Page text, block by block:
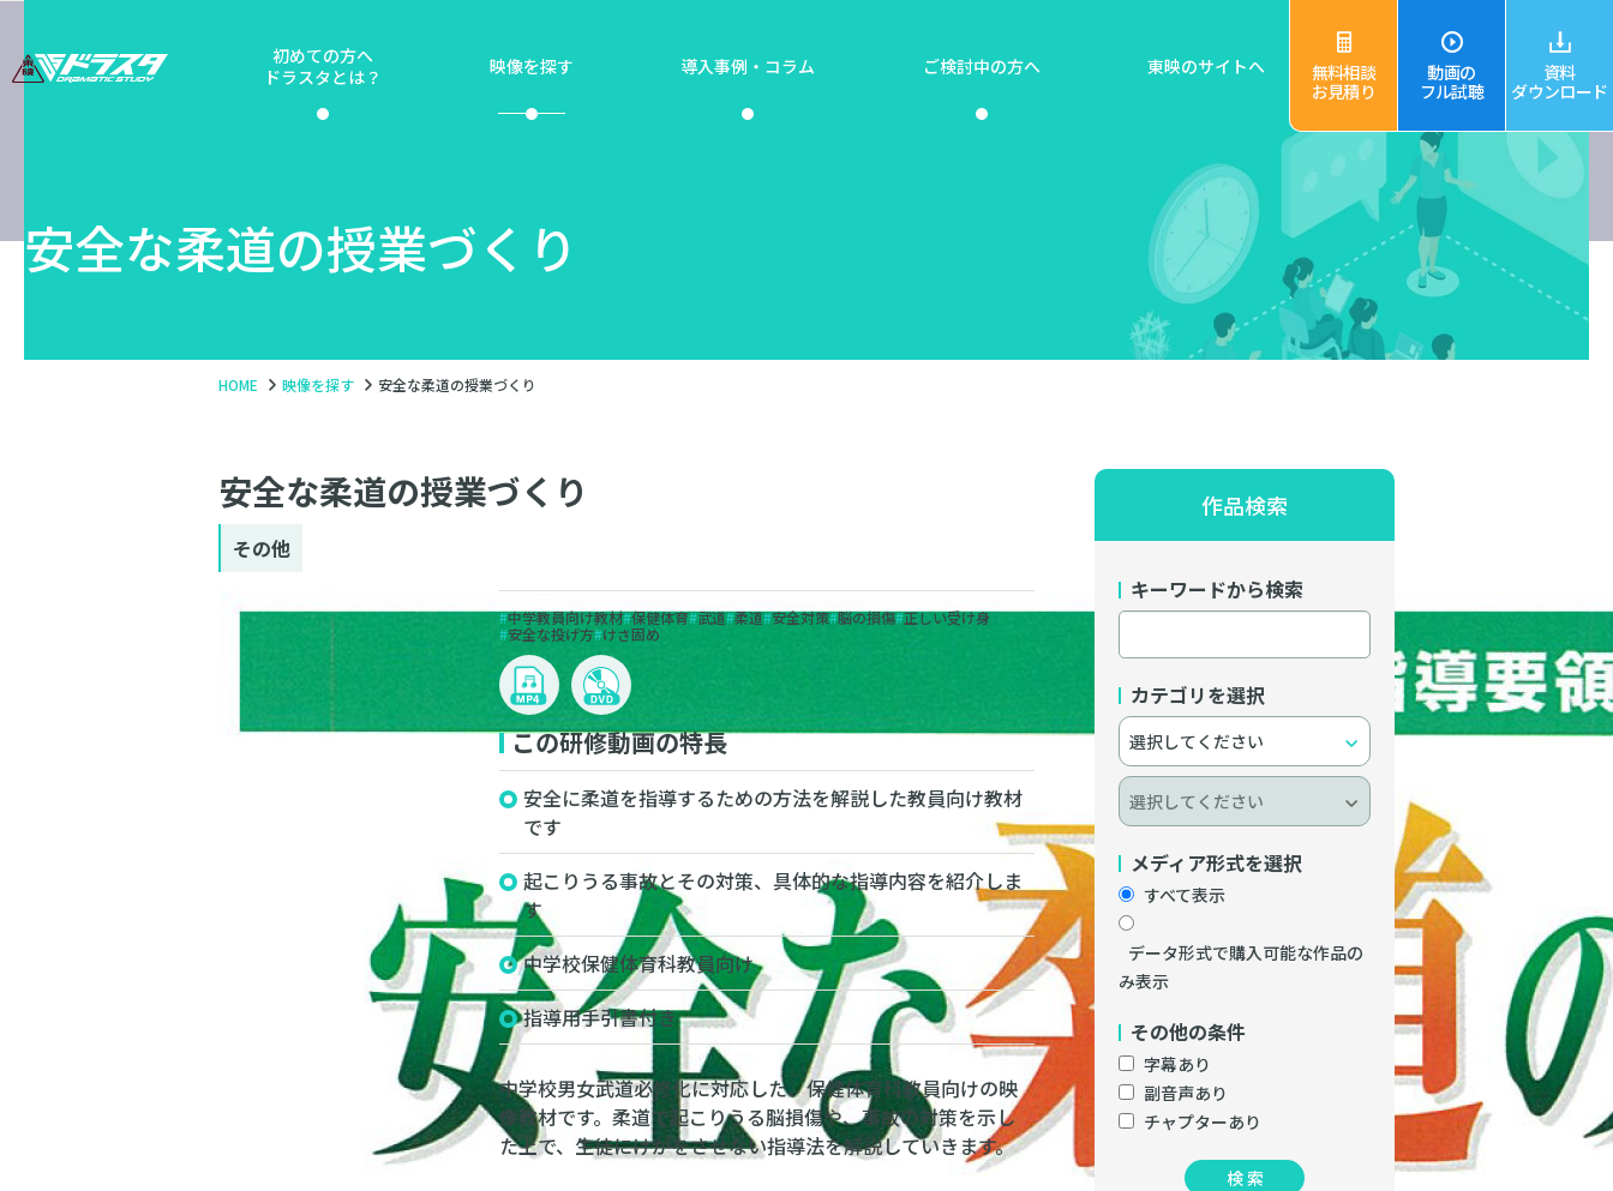
無料相談
お見積り
動画の
フル試聴
資料
ダウンロード
初めての方へ
ドラスタとは？
映像を探す 導入事例・コラム ご検討中の方へ 東映のサイトへ
安全な柔道の授業づくり
HOME 映像を探す 安全な柔道の授業づくり
安全な柔道の授業づくり
その他
中学教員向け教材 保健体育 武道 柔道 安全対策 脳の損傷 正しい受け身
安全な投げ方 けさ固め
この研修動画の特長
安全に柔道を指導するための方法を解説した教員向け教材
です
起こりうる事故とその対策、具体的な指導内容を紹介しま
す
中学校保健体育科教員向け
指導用手引書付き
中学校男女武道必修化に対応した、保健体育科教員向けの映
像教材です。柔道で起こりうる脳損傷や、事故の対策を示し
た上で、生徒にけがをさせない指導法を解説していきます。
作品検索
キーワードから検索
カテゴリを選択
メディア形式を選択
すべて表示
データ形式で購入可能な作品の
み表示
その他の条件
字幕あり
副音声あり
チャプターあり
検 索